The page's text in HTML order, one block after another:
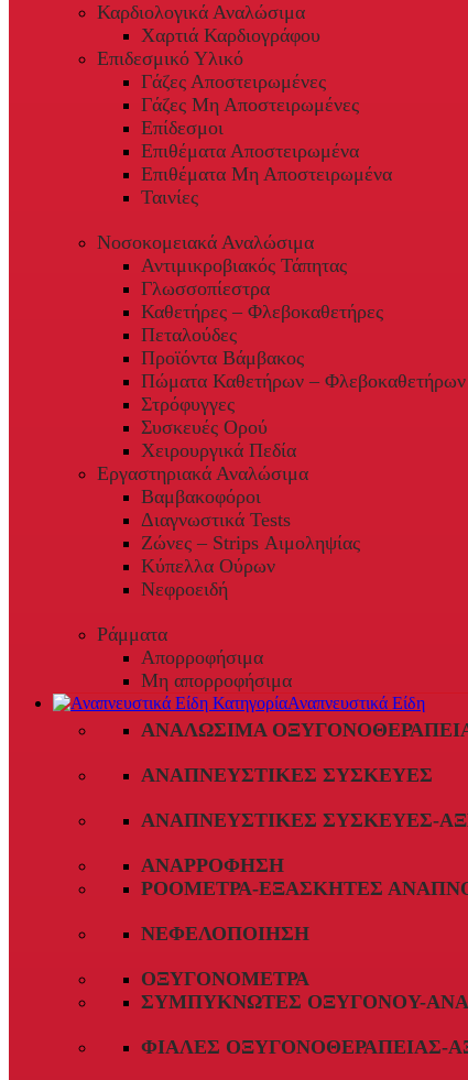
Καρδιολογικά Αναλώσιμα
Χαρτιά Καρδιογράφου
Επιδεσμικό Υλικό
Γάζες Αποστειρωμένες
Γάζες Μη Αποστειρωμένες
Επίδεσμοι
Επιθέματα Αποστειρωμένα
Επιθέματα Μη Αποστειρωμένα
Ταινίες
Νοσοκομειακά Αναλώσιμα
Αντιμικροβιακός Τάπητας
Γλωσσοπίεστρα
Καθετήρες – Φλεβοκαθετήρες
Πεταλούδες
Προϊόντα Βάμβακος
Πώματα Καθετήρων – Φλεβοκαθετήρων
Στρόφυγγες
Συσκευές Ορού
Χειρουργικά Πεδία
Εργαστηριακά Αναλώσιμα
Βαμβακοφόροι
Διαγνωστικά Tests
Ζώνες – Strips Αιμοληψίας
Κύπελλα Ούρων
Νεφροειδή
Ράμματα
Απορροφήσιμα
Μη απορροφήσιμα
Αναπνευστικά Είδη
ΑΝΑΛΏΣΙΜΑ
ΑΝΑΠΝΕΥΣΤΙΚΈΣ ΣΥΣΚΕΥΈΣ
ΑΝΑΠΝΕΥΣΤΙΚΈΣ ΣΥΣΚΕΥΈΣ-
ΑΝΑΡΡΌΦΗΣΗ
ΡΟΌΜΕΤΡΑ-ΕΞΑΣΚΗΤΈΣ
ΝΕΦΕΛΟΠΟΊΗΣΗ
ΟΞΥΓΟΝΌΜΕΤΡΑ
ΣΥΜΠΥΚΝΩΤΈΣ ΟΞΥΓΌΝΟΥ-
ΦΙΆΛΕΣ ΟΞΥΓΟΝΟΘΕΡΑΠΕΊΑΣ-